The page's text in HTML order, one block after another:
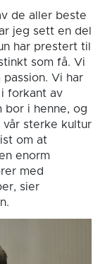
de aller beste
jeg sett en del
har prestert til
som få. Vi
Vi har
forkant av
bor i henne, og
sterke kultur
om at
enorm
med
sier